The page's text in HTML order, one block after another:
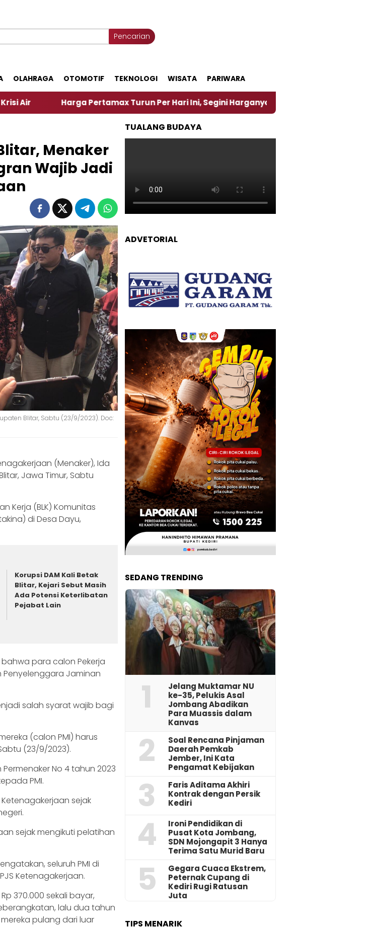
Pencarian
OLAHRAGA OTOMOTIF TEKNOLOGI WISATA PARIWARA
Harga Pertamax Turun Per Hari Ini, Segini Harganya ‎Nasirun Maestro Lukis
Menaker
Wajib Jadi
Blitar, Sabtu (23/9/2023). Doc:
(Menaker), Ida
Jawa Timur, Sabtu
Kerja (BLK) Komunitas
di Desa Dayu,
Korupsi DAM Kali Betak
Blitar, Kejari Sebut Masih
Ada Potensi Keterlibatan
Pejabat Lain
para calon Pekerja
Penyelenggara Jaminan
salah syarat wajib bagi
(calon PMI) harus
(23/9/2023).
No 4 tahun 2023
PMI.
sejak
sejak mengikuti pelatihan
seluruh PMI di
Ketenagakerjaan.
370.000 sekali bayar,
lalu dua tahun
pulang dari luar
TUALANG BUDAYA
ADVETORIAL
SEDANG TRENDING
1
Jelang Muktamar NU
ke-35, Pelukis Asal
Jombang Abadikan
Para Muassis dalam
Kanvas
2
‎Soal Rencana Pinjaman
Daerah Pemkab
Jember, Ini Kata
Pengamat Kebijakan ‎
3
Faris Aditama Akhiri
Kontrak dengan Persik
Kediri
4
Ironi Pendidikan di
Pusat Kota Jombang,
SDN Mojongapit 3 Hanya
Terima Satu Murid Baru
5
‎Gegara Cuaca Ekstrem,
Peternak Cupang di
Kediri Rugi Ratusan
Juta
TIPS MENARIK